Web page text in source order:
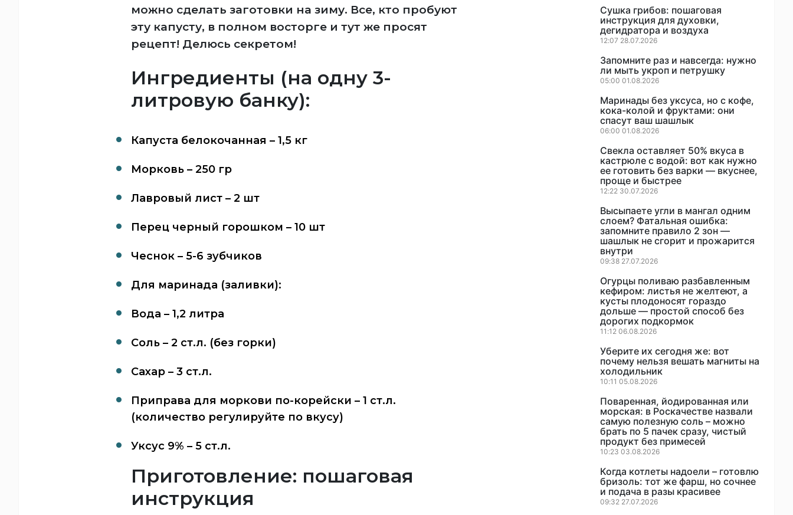
можно сделать заготовки на зиму. Все, кто пробуют
эту капусту, в полном восторге и тут же просят
рецепт! Делюсь секретом!
Ингредиенты (на одну 3-
литровую банку):
Капуста белокочанная – 1,5 кг
Морковь – 250 гр
Лавровый лист – 2 шт
Перец черный горошком – 10 шт
Чеснок – 5-6 зубчиков
Для маринада (заливки):
Вода – 1,2 литра
Соль – 2 ст.л. (без горки)
Сахар – 3 ст.л.
Приправа для моркови по-корейски – 1 ст.л.
(количество регулируйте по вкусу)
Уксус 9% – 5 ст.л.
Приготовление: пошаговая
инструкция
Сушка грибов: пошаговая
инструкция для духовки,
дегидратора и воздуха
12:07 28.07.2026
Запомните раз и навсегда: нужно
ли мыть укроп и петрушку
05:00 01.08.2026
Маринады без уксуса, но с кофе,
кока-колой и фруктами: они
спасут ваш шашлык
06:00 01.08.2026
Свекла оставляет 50% вкуса в
кастрюле с водой: вот как нужно
ее готовить без варки — вкуснее,
проще и быстрее
12:22 30.07.2026
Высыпаете угли в мангал одним
слоем? Фатальная ошибка:
запомните правило 2 зон —
шашлык не сгорит и прожарится
внутри
09:38 27.07.2026
Огурцы поливаю разбавленным
кефиром: листья не желтеют, а
кусты плодоносят гораздо
дольше — простой способ без
дорогих подкормок
11:12 06.08.2026
Уберите их сегодня же: вот
почему нельзя вешать магниты на
холодильник
10:11 05.08.2026
Поваренная, йодированная или
морская: в Роскачестве назвали
самую полезную соль – можно
брать по 5 пачек сразу, чистый
продукт без примесей
10:23 03.08.2026
Когда котлеты надоели – готовлю
бризоль: тот же фарш, но сочнее
и подача в разы красивее
09:32 27.07.2026